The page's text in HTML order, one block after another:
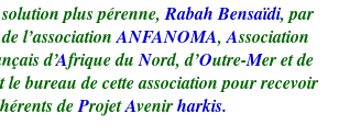
plus pérenne,Rabah Bensaïdi, par
l’associationANFANOMA,Association
d’Afrique duNord, d’Outre-Mer et de
le bureau de cette association pour recevoir
deProjetAvenirharkis.